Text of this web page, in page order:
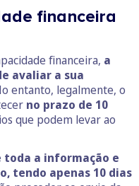
financeira
financeira, a
avaliar a sua
entanto, legalmente, o
no prazo de 10
que podem levar ao
toda a informação e
tendo apenas 10 dias